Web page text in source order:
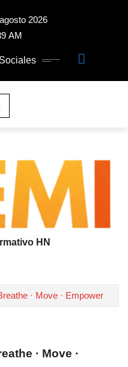
2026
AM
HN
· Move · Empower
· Move ·